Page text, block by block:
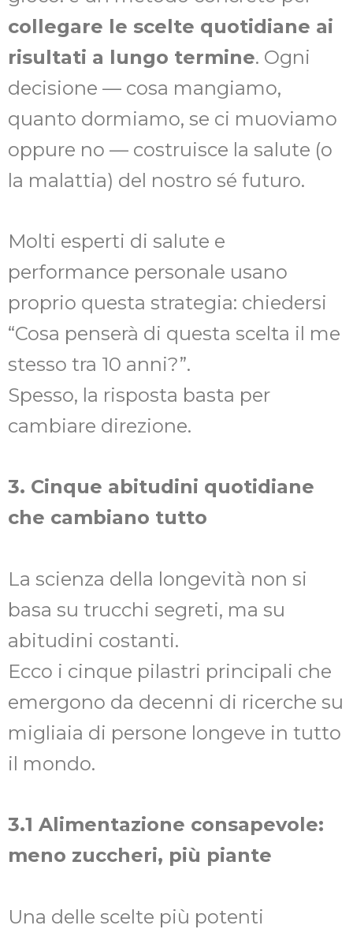
collegare le scelte quotidiane ai
risultati a lungo termine. Ogni
decisione — cosa mangiamo,
quanto dormiamo, se ci muoviamo
oppure no — costruisce la salute (o
la malattia) del nostro sé futuro.
Molti esperti di salute e
performance personale usano
proprio questa strategia: chiedersi
“Cosa penserà di questa scelta il me
stesso tra 10 anni?”.
Spesso, la risposta basta per
cambiare direzione.
3. Cinque abitudini quotidiane
che cambiano tutto
La scienza della longevità non si
basa su trucchi segreti, ma su
abitudini costanti.
Ecco i cinque pilastri principali che
emergono da decenni di ricerche su
migliaia di persone longeve in tutto
il mondo.
3.1 Alimentazione consapevole:
meno zuccheri, più piante
Una delle scelte più potenti